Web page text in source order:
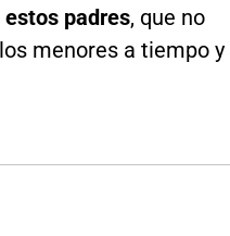
padres, que no
menores a tiempo y